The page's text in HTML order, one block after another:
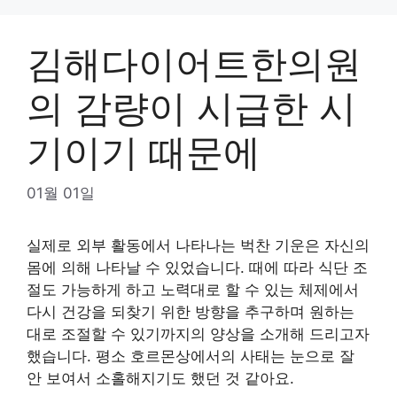
김해다이어트한의원
의 감량이 시급한 시
기이기 때문에
01월 01일
실제로 외부 활동에서 나타나는 벅찬 기운은 자신의
몸에 의해 나타날 수 있었습니다. 때에 따라 식단 조
절도 가능하게 하고 노력대로 할 수 있는 체제에서
다시 건강을 되찾기 위한 방향을 추구하며 원하는
대로 조절할 수 있기까지의 양상을 소개해 드리고자
했습니다. 평소 호르몬상에서의 사태는 눈으로 잘
안 보여서 소홀해지기도 했던 것 같아요.